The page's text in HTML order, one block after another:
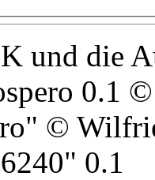
und die
0.1
©
0.1